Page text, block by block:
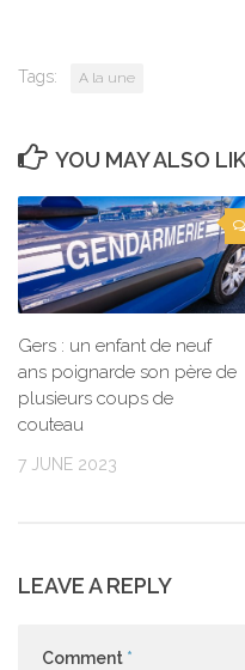
Tags: A la une
YOU MAY ALSO
Gers : un enfant de neuf
ans poignarde son père de
plusieurs coups de
couteau
7 JUNE 2023
LEAVE A REPLY
Comment *